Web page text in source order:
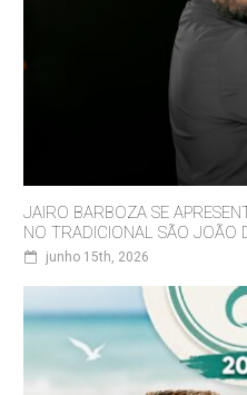
JAIRO BARBOZA SE
NO TRADICIONAL SÃO JOÃO
junho 15th, 2026